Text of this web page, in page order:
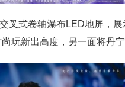
叉式卷轴瀑布LED地屏，
玩新出高度，另一面将丹